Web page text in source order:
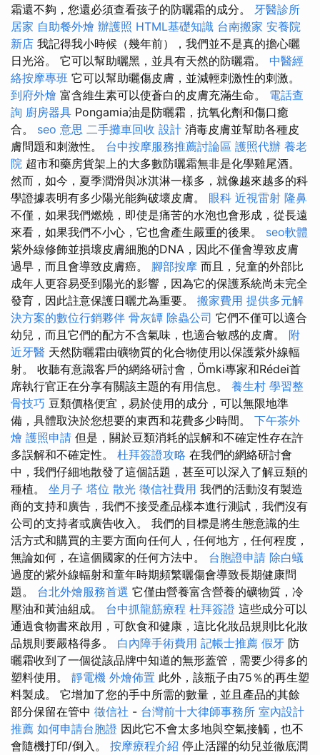
霜還不夠，您還必須查看孩子的防曬霜的成分。 牙醫診所
居家 自助餐外燴 辦護照 HTML基礎知識 台南搬家 安養院
新店 我記得我小時候（幾年前），我們並不是真的擔心曬
日光浴。 它可以幫助曬黑，並具有天然的防曬霜。 中醫經
絡按摩專班 它可以幫助曬傷皮膚，並減輕刺激性的刺激。
到府外燴 富含維生素可以使蒼白的皮膚充滿生命。 電話查
詢 廚房器具 Pongamia油是防曬霜，抗氧化劑和傷口癒
合。 seo 意思 二手攤車回收 設計 消毒皮膚並幫助各種皮
膚問題和刺激性。 台中按摩服務推薦討論區 護照代辦 養老
院 超市和藥房貨架上的大多數防曬霜無非是化學雞尾酒。
然而，如今，夏季潤滑與冰淇淋一樣多，就像越來越多的科
學證據表明有多少陽光能夠破壞皮膚。 眼科 近視雷射 隆鼻
不僅，如果我們燃燒，即使是痛苦的水泡也會形成，從長遠
來看，如果我們不小心，它也會產生嚴重的後果。 seo軟體
紫外線修飾並損壞皮膚細胞的DNA，因此不僅會導致皮膚
過早，而且會導致皮膚癌。 腳部按摩 而且，兒童的外部比
成年人更容易受到陽光的影響，因為它的保護系統尚未完全
發育，因此註意保護日曬尤為重要。 搬家費用 提供多元解
決方案的數位行銷夥伴 骨灰罈 除蟲公司 它們不僅可以適合
幼兒，而且它們的配方不含氣味，也適合敏感的皮膚。 附
近牙醫 天然防曬霜由礦物質的化合物使用以保護紫外線輻
射。 收聽有意識客戶的網絡研討會，Ömki專家和Rédei首
席執行官正在分享有關該主題的有用信息。 養生村 學習整
骨技巧 豆類價格便宜，易於使用的成分，可以無限地準
備，具體取決於您想要的東西和花費多少時間。 下午茶外
燴 護照申請 但是，關於豆類消耗的誤解和不確定性存在許
多誤解和不確定性。 杜拜簽證攻略 在我們的網絡研討會
中，我們仔細地散發了這個話題，甚至可以深入了解豆類的
種植。 坐月子 塔位 散光 徵信社費用 我們的活動沒有製造
商的支持和廣告，我們不接受產品樣本進行測試，我們沒有
公司的支持者或廣告收入。 我們的目標是將生態意識的生
活方式和購買的主要方面向任何人，任何地方，任何程度，
無論如何，在這個國家的任何方法中。 台胞證申請 除白蟻
過度的紫外線輻射和童年時期頻繁曬傷會導致長期健康問
題。 台北外燴服務首選 它僅由營養富含營養的礦物質，冷
壓油和黃油組成。 台中抓龍筋療程 杜拜簽證 這些成分可以
通過食物書來啟用，可飲食和健康，這比化妝品規則比化妝
品規則要嚴格得多。 白內障手術費用 記帳士推薦 假牙 防
曬霜收到了一個從該品牌中知道的無形蓋管，需要少得多的
塑料使用。 靜電機 外燴佈置 此外，該瓶子由75％的再生塑
料製成。 它增加了您的手中所需的數量，並且產品的其餘
部分保留在管中 徵信社 - 台灣前十大律師事務所 室內設計
推薦 如何申請台胞證 因此它不會太多地與空氣接觸，也不
會隨機打印/倒入。 按摩療程介紹 停止活躍的幼兒並徹底潤